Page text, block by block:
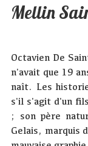
Mellin
Octavien De
n'avait que 19
naît. Les
s'il s'agit d'un
; son père
Gelais, marquis